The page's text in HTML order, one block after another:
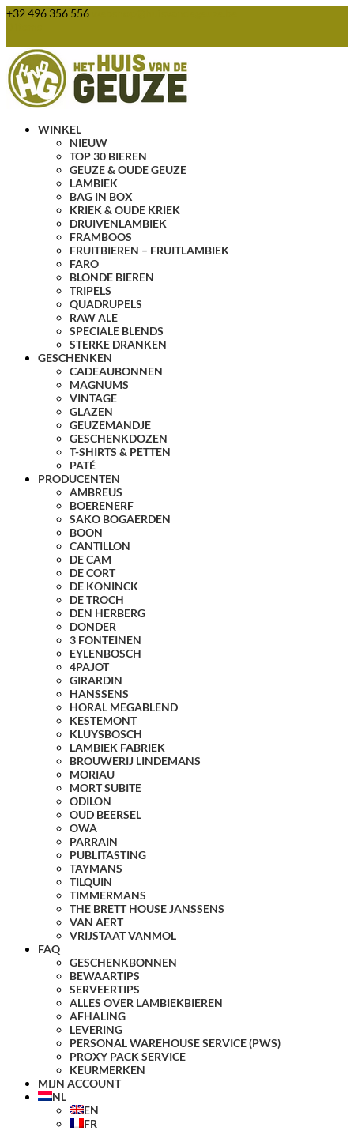
+32 496 356 556
WINKEL
NIEUW
TOP 30 BIEREN
GEUZE & OUDE GEUZE
LAMBIEK
BAG IN BOX
KRIEK & OUDE KRIEK
DRUIVENLAMBIEK
FRAMBOOS
FRUITBIEREN – FRUITLAMBIEK
FARO
BLONDE BIEREN
TRIPELS
QUADRUPELS
RAW ALE
SPECIALE BLENDS
STERKE DRANKEN
GESCHENKEN
CADEAUBONNEN
MAGNUMS
VINTAGE
GLAZEN
GEUZEMANDJE
GESCHENKDOZEN
T-SHIRTS & PETTEN
PATÉ
PRODUCENTEN
AMBREUS
BOERENERF
SAKO BOGAERDEN
BOON
CANTILLON
DE CAM
DE CORT
DE KONINCK
DE TROCH
DEN HERBERG
DONDER
3 FONTEINEN
EYLENBOSCH
4PAJOT
GIRARDIN
HANSSENS
HORAL MEGABLEND
KESTEMONT
KLUYSBOSCH
LAMBIEK FABRIEK
BROUWERIJ LINDEMANS
MORIAU
MORT SUBITE
ODILON
OUD BEERSEL
OWA
PARRAIN
PUBLITASTING
TAYMANS
TILQUIN
TIMMERMANS
THE BRETT HOUSE JANSSENS
VAN AERT
VRIJSTAAT VANMOL
FAQ
GESCHENKBONNEN
BEWAARTIPS
SERVEERTIPS
ALLES OVER LAMBIEKBIEREN
AFHALING
LEVERING
PERSONAL WAREHOUSE SERVICE (PWS)
PROXY PACK SERVICE
KEURMERKEN
MIJN ACCOUNT
NL
EN
FR